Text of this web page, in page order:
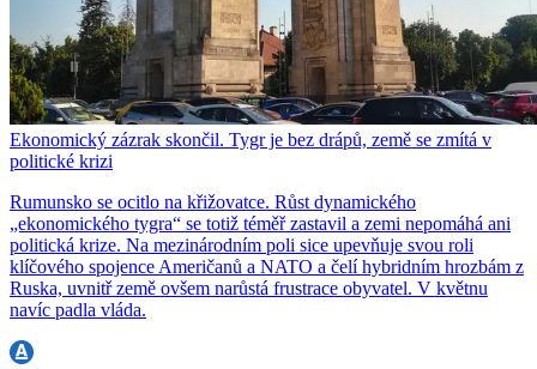
Ekonomický zázrak skončil. Tygr je bez drápů, země se zmítá v
politické krizi
Rumunsko se ocitlo na křižovatce. Růst dynamického
„ekonomického tygra“ se totiž téměř zastavil a zemi nepomáhá ani
politická krize. Na mezinárodním poli sice upevňuje svou roli
klíčového spojence Američanů a NATO a čelí hybridním hrozbám z
Ruska, uvnitř země ovšem narůstá frustrace obyvatel. V květnu
navíc padla vláda.